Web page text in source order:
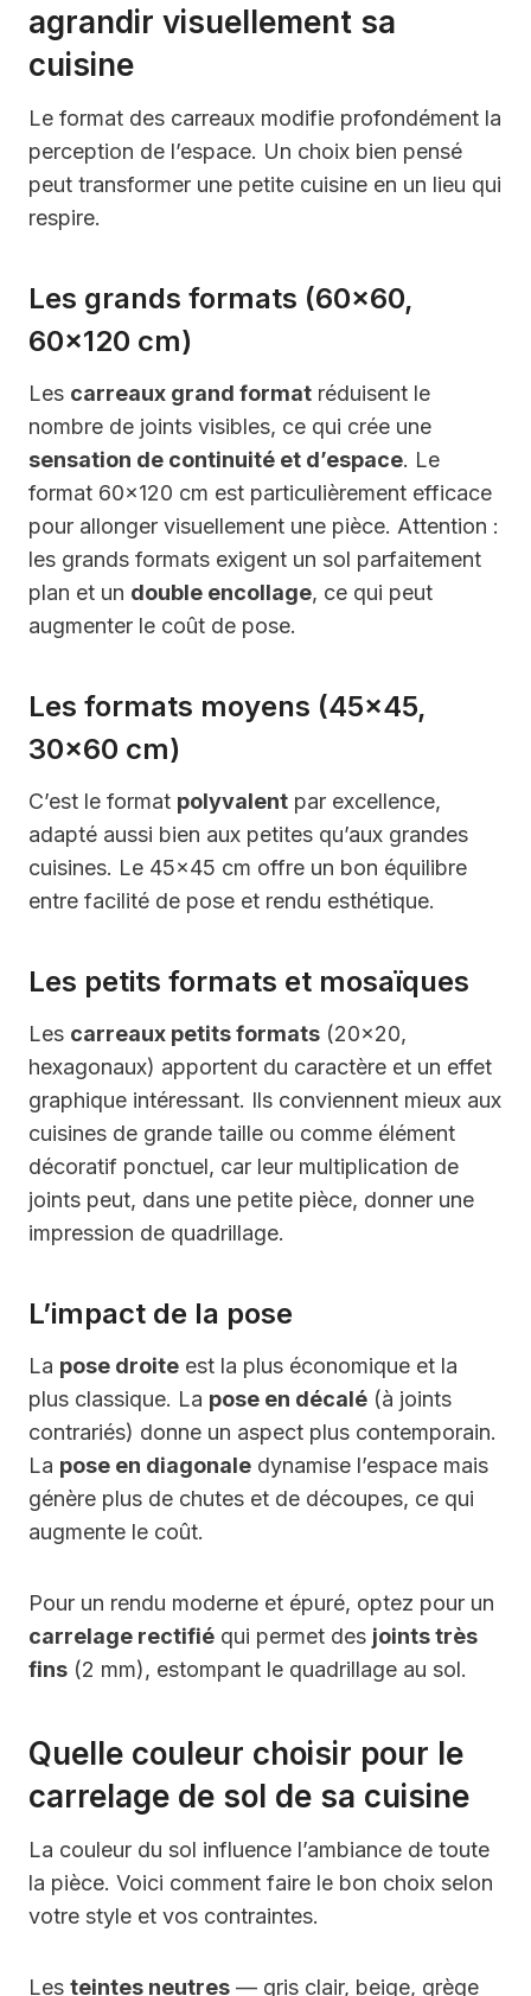
agrandir visuellement sa
cuisine
Le format des carreaux modifie profondément la
perception de l’espace. Un choix bien pensé
peut transformer une petite cuisine en un lieu qui
respire.
Les grands formats (60×60,
60×120 cm)
Les carreaux grand format réduisent le
nombre de joints visibles, ce qui crée une
sensation de continuité et d’espace. Le
format 60×120 cm est particulièrement efficace
pour allonger visuellement une pièce. Attention :
les grands formats exigent un sol parfaitement
plan et un double encollage, ce qui peut
augmenter le coût de pose.
Les formats moyens (45×45,
30×60 cm)
C’est le format polyvalent par excellence,
adapté aussi bien aux petites qu’aux grandes
cuisines. Le 45×45 cm offre un bon équilibre
entre facilité de pose et rendu esthétique.
Les petits formats et mosaïques
Les carreaux petits formats (20×20,
hexagonaux) apportent du caractère et un effet
graphique intéressant. Ils conviennent mieux aux
cuisines de grande taille ou comme élément
décoratif ponctuel, car leur multiplication de
joints peut, dans une petite pièce, donner une
impression de quadrillage.
L’impact de la pose
La pose droite est la plus économique et la
plus classique. La pose en décalé (à joints
contrariés) donne un aspect plus contemporain.
La pose en diagonale dynamise l’espace mais
génère plus de chutes et de découpes, ce qui
augmente le coût.
Pour un rendu moderne et épuré, optez pour un
carrelage rectifié qui permet des joints très
fins (2 mm), estompant le quadrillage au sol.
Quelle couleur choisir pour le
carrelage de sol de sa cuisine
La couleur du sol influence l’ambiance de toute
la pièce. Voici comment faire le bon choix selon
votre style et vos contraintes.
Les teintes neutres — gris clair, beige, grège